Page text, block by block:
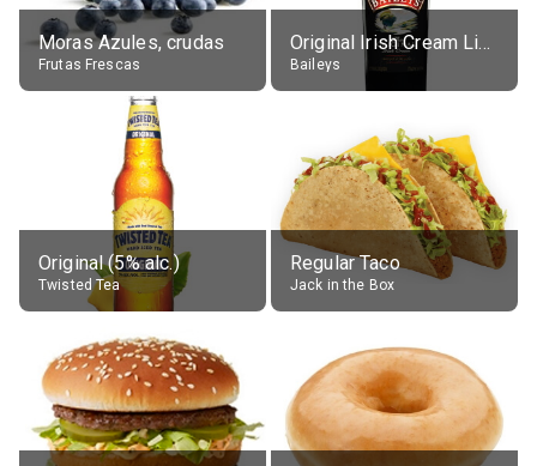
Moras Azules, crudas
Frutas Frescas
Original Irish Cream Liqueur (17% alc.)
Baileys
Original (5% alc.)
Twisted Tea
Regular Taco
Jack in the Box